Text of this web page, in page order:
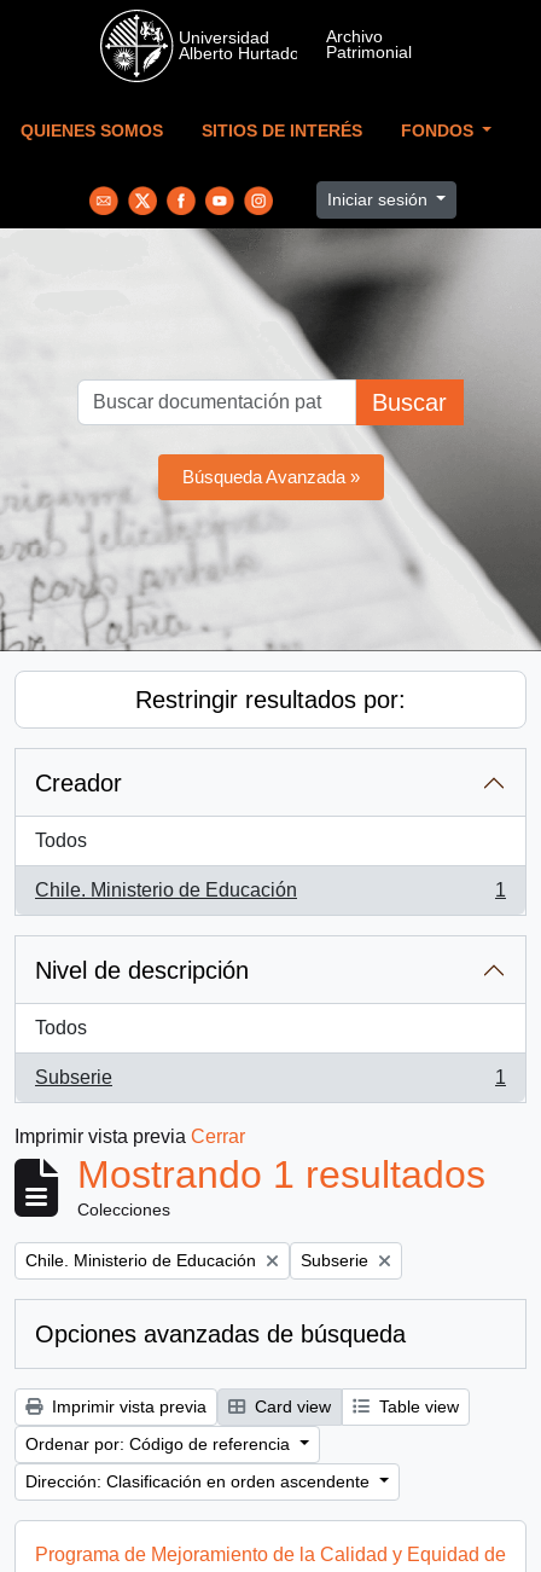
Skip to main content
QUIENES SOMOS SITIOS DE INTERÉS FONDOS
Iniciar sesión
Buscar
Búsqueda Avanzada »
Restringir resultados por:
Creador
Todos
Chile. Ministerio de Educación
, 1 resultados
1
Nivel de descripción
Todos
Subserie
, 1 resultados
1
Imprimir vista previa Cerrar
Mostrando 1 resultados
Colecciones
Remove filter:
Chile. Ministerio de Educación Remove filter:
Subserie
Opciones avanzadas de búsqueda
Imprimir vista previa Card view
Table view
Ordenar por: Código de referencia
Dirección: Clasificación en orden ascendente
Programa de Mejoramiento de la Calidad y Equidad de